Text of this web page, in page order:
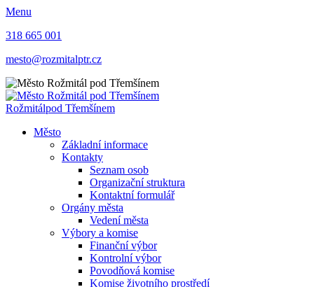
Menu
318 665 001
mesto@rozmitalptr.cz
Rožmitálpod Třemšínem
Město
Základní informace
Kontakty
Seznam osob
Organizační struktura
Kontaktní formulář
Orgány města
Vedení města
Výbory a komise
Finanční výbor
Kontrolní výbor
Povodňová komise
Komise životního prostředí